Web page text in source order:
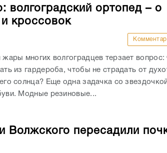
волгоградский ортопед – о
кроссовок
жары многих волгоградцев терзает вопрос:
из гардероба, чтобы не страдать от
солнца? Еще одна задачка со
Модные резиновые...
Волжского пересадили